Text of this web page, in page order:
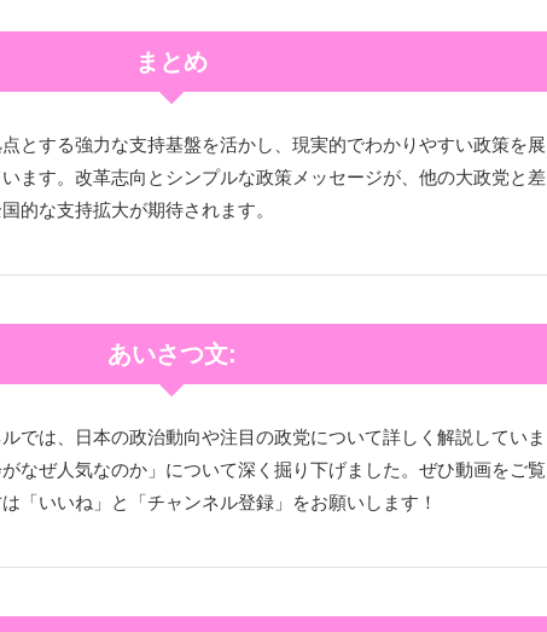
まとめ
とする強力な支持基盤を活かし、現実的でわかりやすい政策を展
ます。改革志向とシンプルな政策メッセージが、他の大政党と差
的な支持拡大が期待されます。
あいさつ文:
では、日本の政治動向や注目の政党について詳しく解説していま
なぜ人気なのか」について深く掘り下げました。ぜひ動画をご覧
「いいね」と「チャンネル登録」をお願いします！